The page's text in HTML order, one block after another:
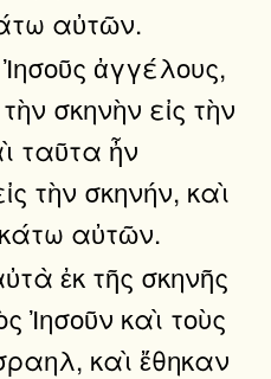
αὐτῶν.
ἀγγέλους,
σκηνὴν εἰς τὴν
ταῦτα ἦν
τὴν σκηνήν, καὶ
αὐτῶν.
ἐκ τῆς σκηνῆς
Ἰησοῦν καὶ τοὺς
καὶ ἔθηκαν